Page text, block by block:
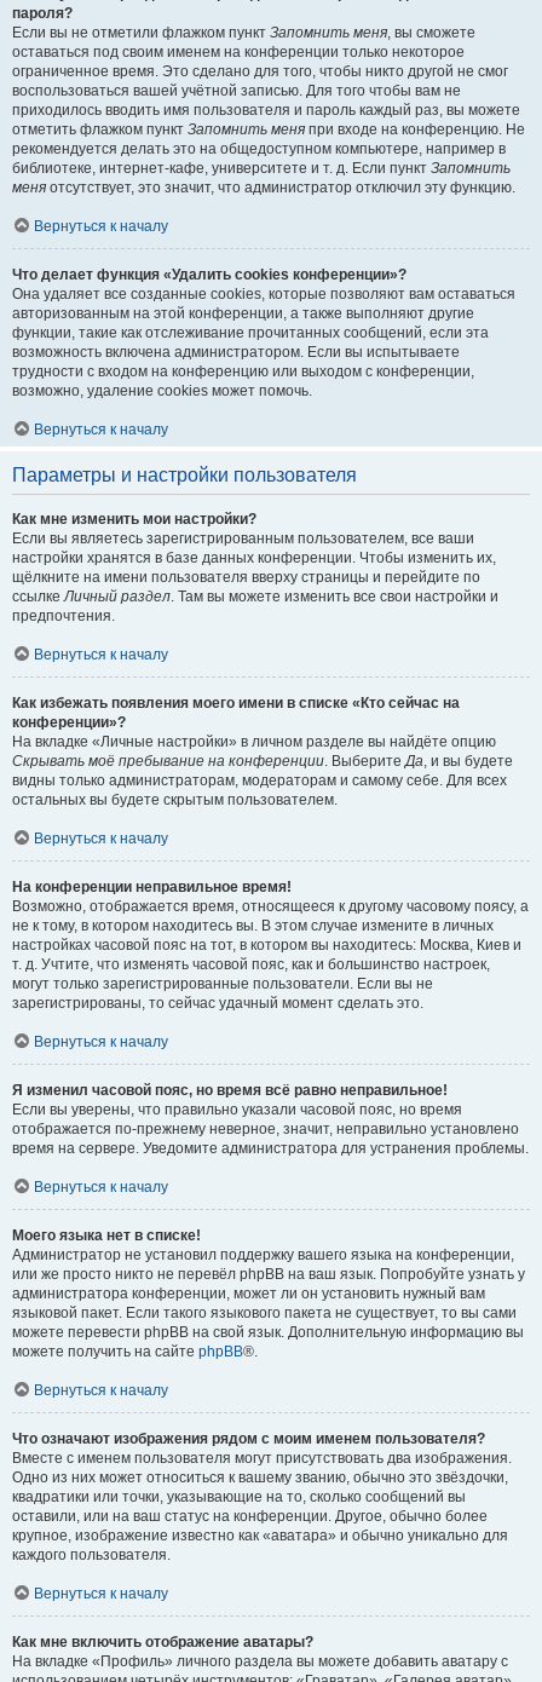
пароля?
Если вы не отметили флажком пункт Запомнить меня, вы сможете
оставаться под своим именем на конференции только некоторое
ограниченное время. Это сделано для того, чтобы никто другой не смог
воспользоваться вашей учётной записью. Для того чтобы вам не
приходилось вводить имя пользователя и пароль каждый раз, вы можете
отметить флажком пункт Запомнить меня при входе на конференцию. Не
рекомендуется делать это на общедоступном компьютере, например в
библиотеке, интернет-кафе, университете и т. д. Если пункт Запомнить
меня отсутствует, это значит, что администратор отключил эту функцию.
Вернуться к началу
Что делает функция «Удалить cookies конференции»?
Она удаляет все созданные cookies, которые позволяют вам оставаться
авторизованным на этой конференции, а также выполняют другие
функции, такие как отслеживание прочитанных сообщений, если эта
возможность включена администратором. Если вы испытываете
трудности с входом на конференцию или выходом с конференции,
возможно, удаление cookies может помочь.
Вернуться к началу
Параметры и настройки пользователя
Как мне изменить мои настройки?
Если вы являетесь зарегистрированным пользователем, все ваши
настройки хранятся в базе данных конференции. Чтобы изменить их,
щёлкните на имени пользователя вверху страницы и перейдите по
ссылкеЛичный раздел. Там вы можете изменить все свои настройки и
предпочтения.
Вернуться к началу
Как избежать появления моего имени в списке «Кто сейчас на
конференции»?
На вкладке «Личные настройки» в личном разделе вы найдёте опцию
Скрывать моё пребывание на конференции. ВыберитеДа, и вы будете
видны только администраторам, модераторам и самому себе. Для всех
остальных вы будете скрытым пользователем.
Вернуться к началу
На конференции неправильное время!
Возможно, отображается время, относящееся к другому часовому поясу, а
не к тому, в котором находитесь вы. В этом случае измените в личных
настройках часовой пояс на тот, в котором вы находитесь: Москва, Киев и
т. д. Учтите, что изменять часовой пояс, как и большинство настроек,
могут только зарегистрированные пользователи. Если вы не
зарегистрированы, то сейчас удачный момент сделать это.
Вернуться к началу
Я изменил часовой пояс, но время всё равно неправильное!
Если вы уверены, что правильно указали часовой пояс, но время
отображается по-прежнему неверное, значит, неправильно установлено
время на сервере. Уведомите администратора для устранения проблемы.
Вернуться к началу
Моего языка нет в списке!
Администратор не установил поддержку вашего языка на конференции,
или же просто никто не перевёл phpBB на ваш язык. Попробуйте узнать у
администратора конференции, может ли он установить нужный вам
языковой пакет. Если такого языкового пакета не существует, то вы сами
можете перевести phpBB на свой язык. Дополнительную информацию вы
можете получить на сайте phpBB®.
Вернуться к началу
Что означают изображения рядом с моим именем пользователя?
Вместе с именем пользователя могут присутствовать два изображения.
Одно из них может относиться к вашему званию, обычно это звёздочки,
квадратики или точки, указывающие на то, сколько сообщений вы
оставили, или на ваш статус на конференции. Другое, обычно более
крупное, изображение известно как «аватара» и обычно уникально для
каждого пользователя.
Вернуться к началу
Как мне включить отображение аватары?
На вкладке «Профиль» личного раздела вы можете добавить аватару с